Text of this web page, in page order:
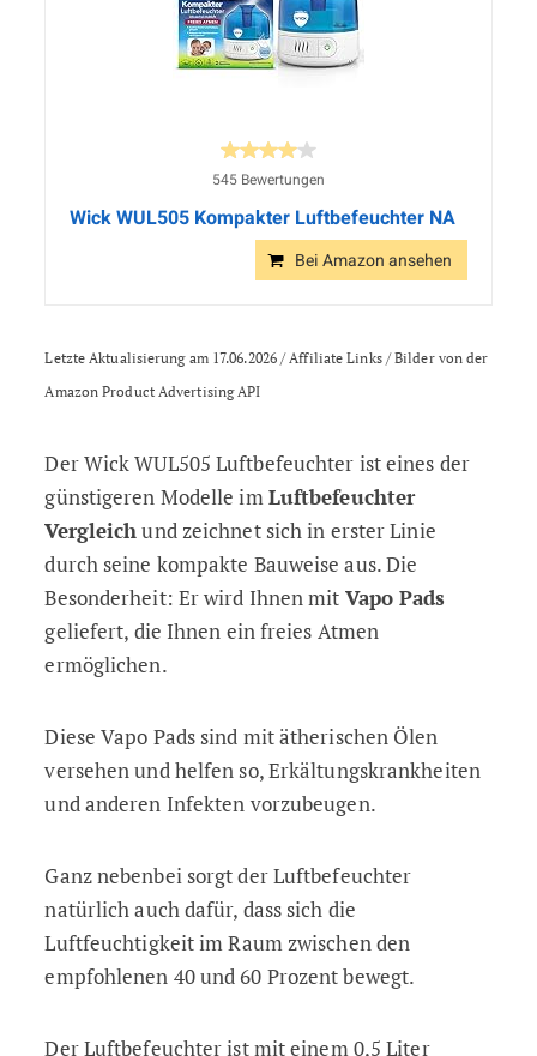
545 Bewertungen
Wick WUL505 Kompakter Luftbefeuchter NA
Bei Amazon ansehen
Letzte Aktualisierung am 17.06.2026 / Affiliate Links / Bilder von der
Amazon Product Advertising API
Der Wick WUL505 Luftbefeuchter ist eines der
günstigeren Modelle imLuftbefeuchter
Vergleichund zeichnet sich in erster Linie
durch seine kompakte Bauweise aus. Die
Besonderheit: Er wird Ihnen mit Vapo Pads
geliefert, die Ihnen ein freies Atmen
ermöglichen.
Diese Vapo Pads sind mit ätherischen Ölen
versehen und helfen so, Erkältungskrankheiten
und anderen Infekten vorzubeugen.
Ganz nebenbei sorgt der Luftbefeuchter
natürlich auch dafür, dass sich die
Luftfeuchtigkeit im Raum zwischen den
empfohlenen 40 und 60 Prozent bewegt.
Der Luftbefeuchter ist mit einem 0,5 Liter